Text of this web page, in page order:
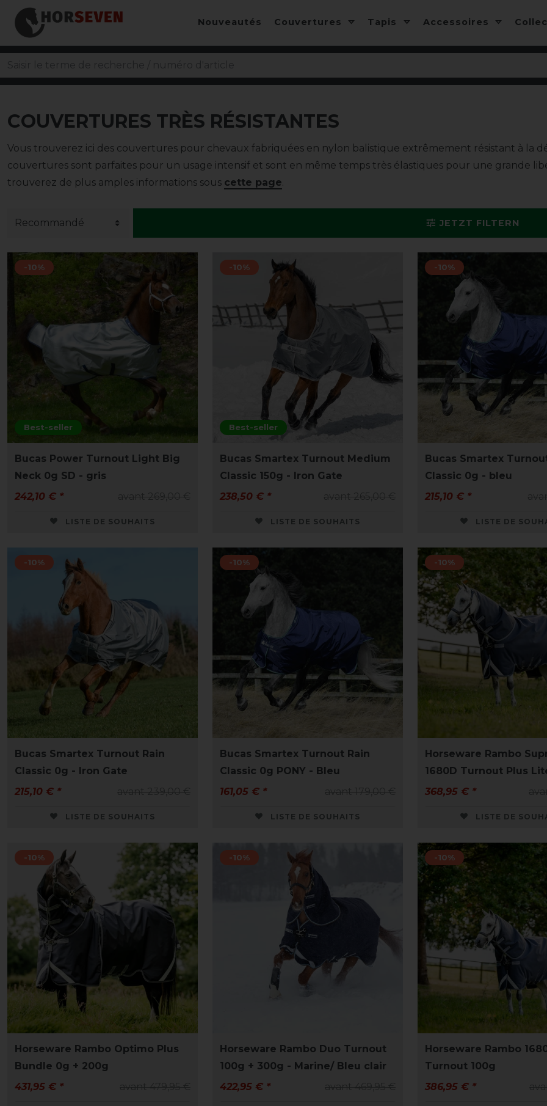
Nouveautés Couvertures Tapis Accessoires
COUVERTURES TRÈS RÉSISTANTES
Vous trouverez ici des couvertures pour chevaux fabriquées en nylon balistique extrêmement résistant à la
couvertures sont parfaites pour un usage intensif et sont en même temps très élastiques pour une grande
trouverez de plus amples informations sous cette page.
JETZT FILTERN
Best-seller
-10%
Bucas Power Turnout Light Big
Neck 0g SD - gris
242,10 € *
LISTE DE SOUHAITS
Best-seller
-10%
Bucas Smartex Turnout Medium
Classic 150g - Iron Gate
238,50 € *
LISTE DE SOUHAITS
-10%
Bucas Smartex
Classic 0g - bleu
215,10 € *
LISTE DE
-10%
Bucas Smartex Turnout Rain
Classic 0g - Iron Gate
215,10 € *
LISTE DE SOUHAITS
-10%
Bucas Smartex Turnout Rain
Classic 0g PONY - Bleu
161,05 € *
LISTE DE SOUHAITS
-10%
Horseware Rambo
1680D Turnout Plus
368,95 € *
LISTE DE
-10%
Horseware Rambo Optimo Plus
Bundle 0g + 200g
431,95 € *
-10%
Horseware Rambo Duo Turnout
100g + 300g - Marine/ Bleu clair
422,95 € *
-10%
Horseware Rambo
Turnout 100g
386,95 € *